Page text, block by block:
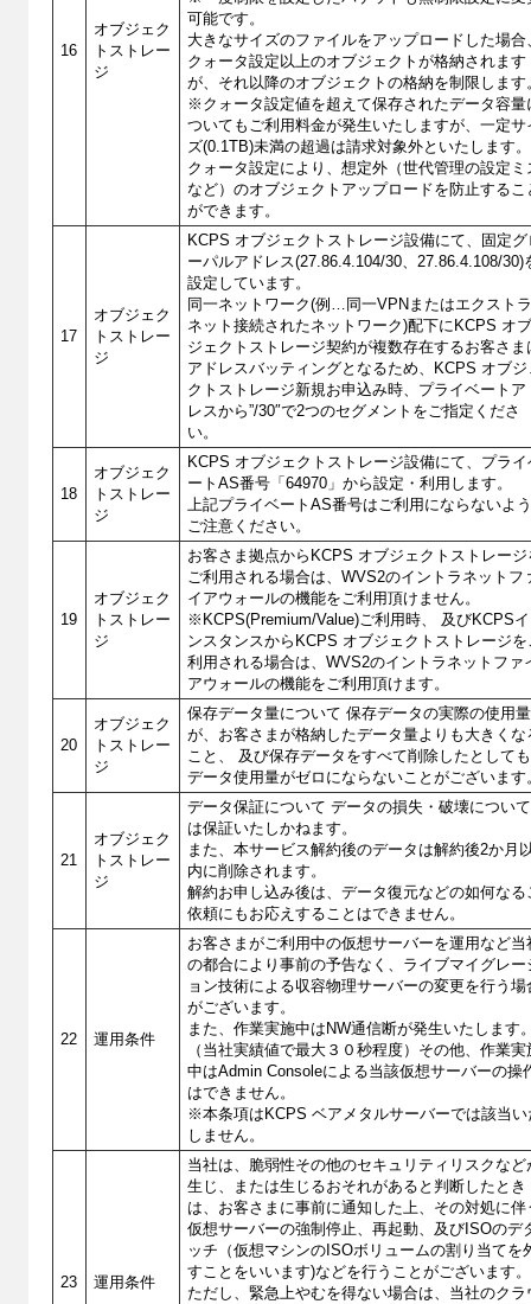
16
オブジェク
トストレー
ジ
可能です。
大きなサイズのファイルをアップロードした場合
クォータ設定以上のオブジェクトが格納されます
が、それ以降のオブジェクトの格納を制限します
※クォータ設定値を超えて保存されたデータ容量
ついてもご利用料金が発生いたしますが、一定サ
ズ(0.1TB)未満の超過は請求対象外といたします。
クォータ設定により、想定外（世代管理の設定ミ
など）のオブジェクトアップロードを防止するこ
ができます。
17
オブジェク
トストレー
ジ
KCPS オブジェクトストレージ設備にて、固定グ
ーパルアドレス(27.86.4.104/30、27.86.4.108/30)
設定しています。
同一ネットワーク(例…同一VPNまたはエクスト
ネット接続されたネットワーク)配下にKCPS オ
ジェクトストレージ契約が複数存在するお客さま
アドレスバッティングとなるため、KCPS オブジ
クトストレージ新規お申込み時、プライベートア
レスから”/30″で2つのセグメントをご指定くださ
い。
18
オブジェク
トストレー
ジ
KCPS オブジェクトストレージ設備にて、プライ
ートAS番号「64970」から設定・利用します。
上記プライベートAS番号はご利用にならないよ
ご注意ください。
19
オブジェク
トストレー
ジ
お客さま拠点からKCPS オブジェクトストレージ
ご利用される場合は、WVS2のイントラネットフ
イアウォールの機能をご利用頂けません。
※KCPS(Premium/Value)ご利用時、 及びKCPSイ
ンスタンスからKCPS オブジェクトストレージを
利用される場合は、WVS2のイントラネットファ
アウォールの機能をご利用頂けます。
20
オブジェク
トストレー
ジ
保存データ量について 保存データの実際の使用量
が、お客さまが格納したデータ量よりも大きくな
こと、 及び保存データをすべて削除したとしても
データ使用量がゼロにならないことがございます
21
オブジェク
トストレー
ジ
データ保証について データの損失・破壊について
は保証いたしかねます。
また、本サービス解約後のデータは解約後2か月
内に削除されます。
解約お申し込み後は、データ復元などの如何なる
依頼にもお応えすることはできません。
22 運用条件
お客さまがご利用中の仮想サーバーを運用など当
の都合により事前の予告なく、ライブマイグレー
ョン技術による収容物理サーバーの変更を行う場
がございます。
また、作業実施中はNW通信断が発生いたします
（当社実績値で最大３０秒程度）その他、作業実
中はAdmin Consoleによる当該仮想サーバーの操
はできません。
※本条項はKCPS ベアメタルサーバーでは該当い
しません。
23 運用条件
当社は、脆弱性その他のセキュリティリスクなど
生じ、または生じるおそれがあると判断したとき
は、お客さまに事前に通知した上、その対処に伴
仮想サーバーの強制停止、再起動、及びISOのデ
ッチ（仮想マシンのISOボリュームの割り当てを
すことをいいます)などを行うことがございます。
ただし、緊急上やむを得ない場合は、当社のクラ